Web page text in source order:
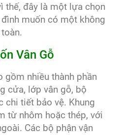
thế, đây là một lựa chọn
muốn có một không
Vân Gỗ
gồm nhiều thành phần
cửa, lớp vân gỗ, bộ
chi tiết bảo vệ. Khung
từ nhôm hoặc thép, với
Các bộ phận vận